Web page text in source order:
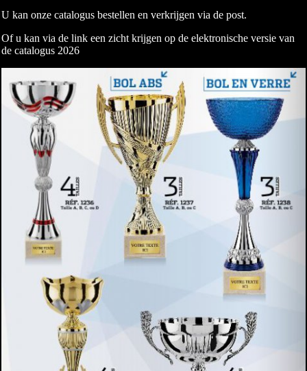
U kan onze catalogus bestellen en verkrijgen via de post.
Of u kan via de link een zicht krijgen op de elektronische versie van
de catalogus 2026